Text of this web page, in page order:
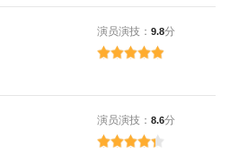
演员演技：9.8分
演员演技：8.6分